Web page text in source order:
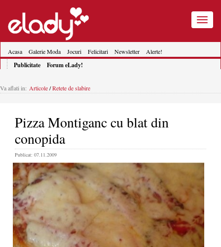
Toggle
Acasa Galerie Moda Jocuri Felicitari Newsletter Alerte!
Publicitate Forum eLady!
Va aflati in: Articole/Retete de slabire
Pizza Montiganc cu blat din
conopida
Publicat: 07.11.2009